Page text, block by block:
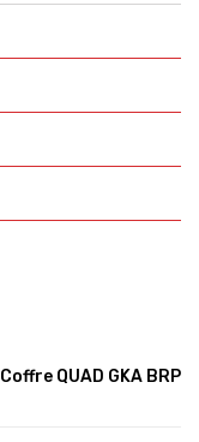
Coffre QUAD GKA BRP